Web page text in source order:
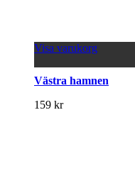
Visa varukorg
Västra hamnen
159 kr